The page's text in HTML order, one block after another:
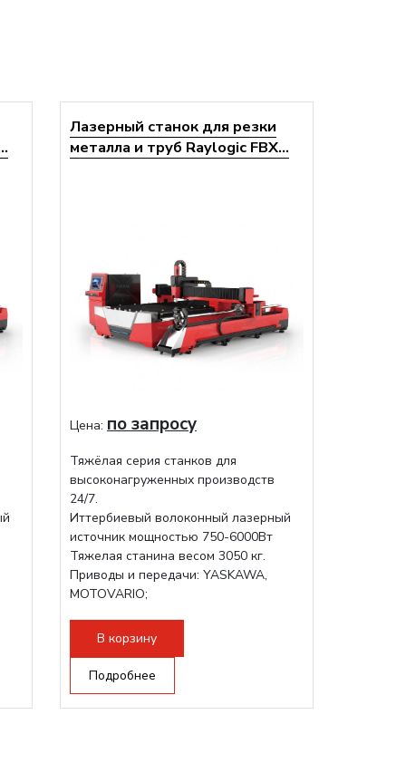
Лазерный станок для резки
металла и труб Raylogic FBX...
Цена: по запросу
Тяжёлая серия станков для
высоконагруженных производств
24/7.
Иттербиевый волоконный лазерный
источник мощностью 750-6000Вт
Тяжелая станина весом 3050 кг.
Приводы и передачи: YASKAWA,
MOTOVARIO;
В корзину
Подробнее